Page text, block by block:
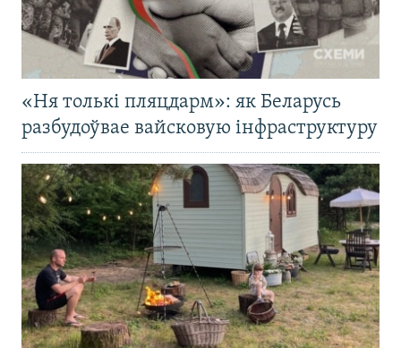
«Ня толькі пляцдарм»: як Беларусь
разбудоўвае вайсковую інфраструктуру